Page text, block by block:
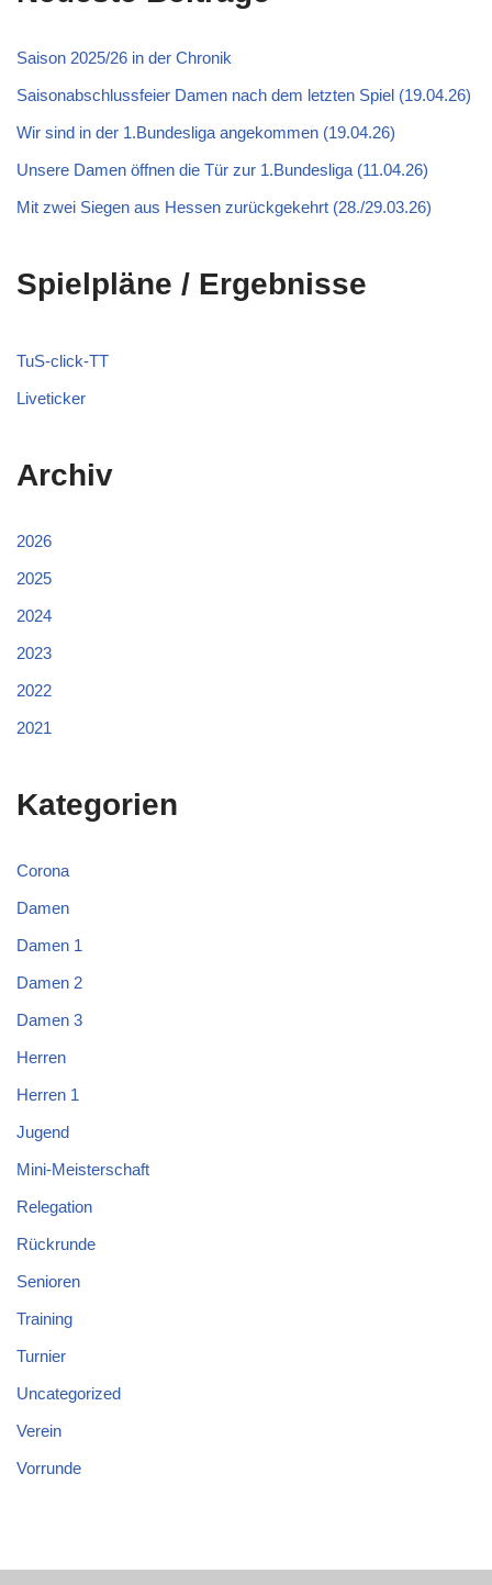
Saison 2025/26 in der Chronik
Saisonabschlussfeier Damen nach dem letzten Spiel (19.04.26)
Wir sind in der 1.Bundesliga angekommen (19.04.26)
Unsere Damen öffnen die Tür zur 1.Bundesliga (11.04.26)
Mit zwei Siegen aus Hessen zurückgekehrt (28./29.03.26)
Spielpläne / Ergebnisse
TuS-click-TT
Liveticker
Archiv
2026
2025
2024
2023
2022
2021
Kategorien
Corona
Damen
Damen 1
Damen 2
Damen 3
Herren
Herren 1
Jugend
Mini-Meisterschaft
Relegation
Rückrunde
Senioren
Training
Turnier
Uncategorized
Verein
Vorrunde